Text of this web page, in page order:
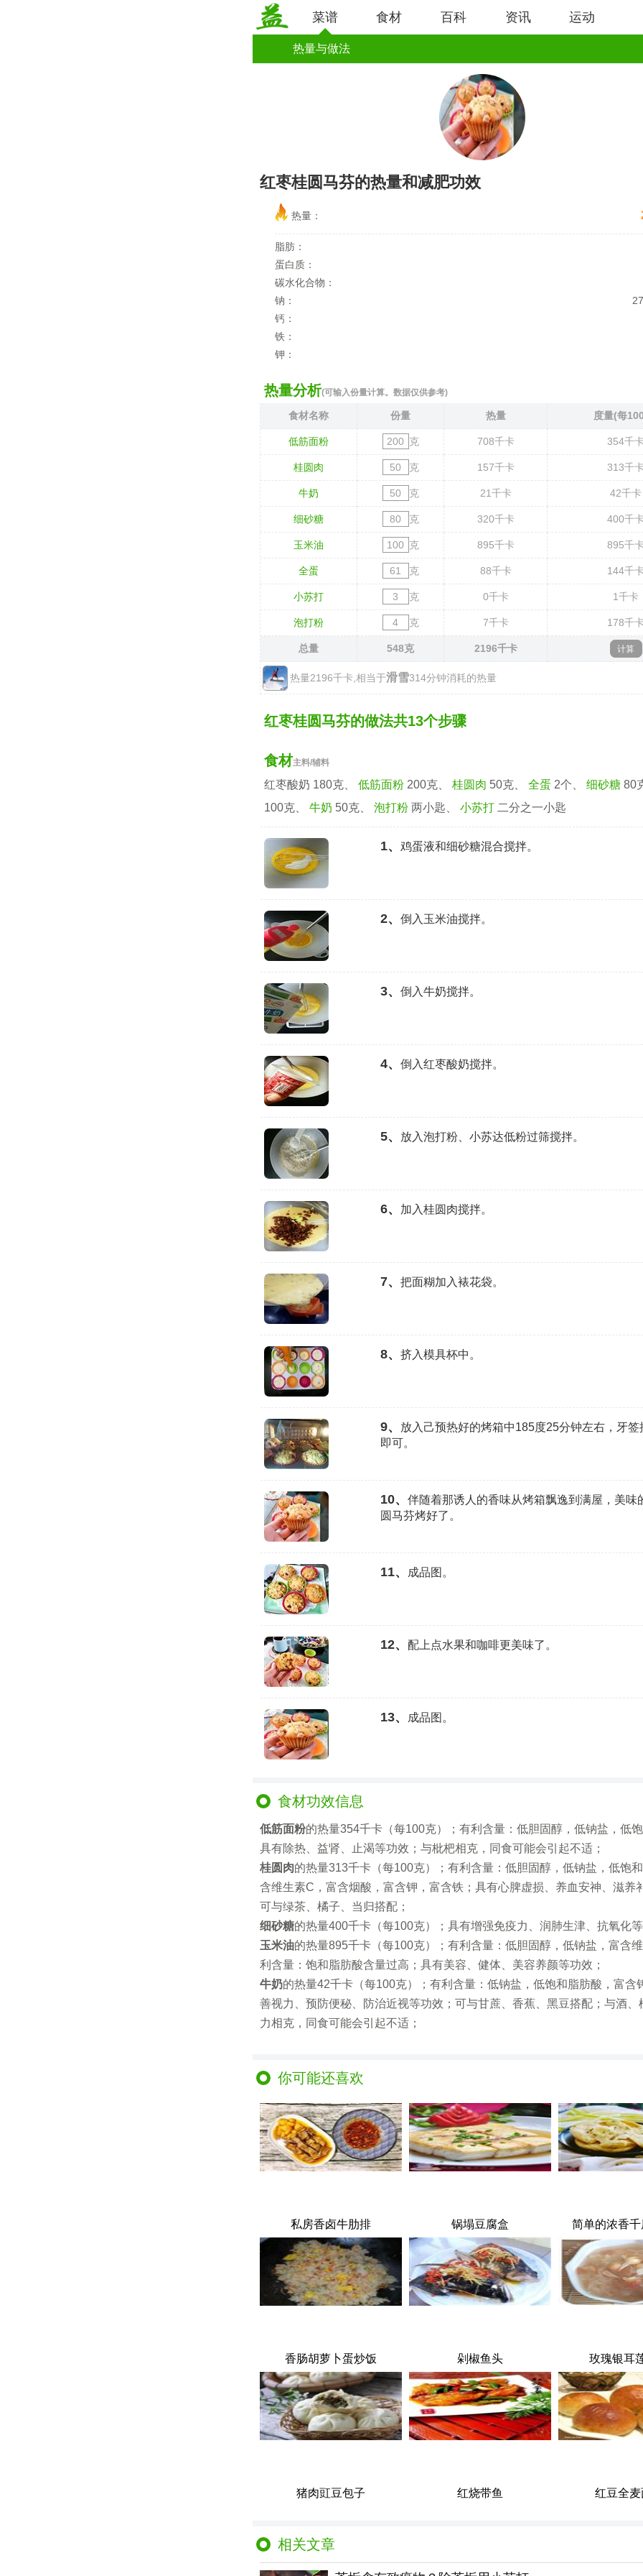
菜谱 食材 百科 资讯 运动
热量与做法
红枣桂圆马芬的热量和减肥功效
热量：
脂肪：
蛋白质：
碳水化合物：
钠：
钙：
铁：
钾：
热量分析(可输入份量计算。数据仅供参考)
食材名称 份量 热量 度量(每
低筋面粉 克 708千卡 354千卡
桂圆肉 克 157千卡 313千卡
牛奶 克 21千卡 42千卡
细砂糖 克 320千卡 400千卡
玉米油 克 895千卡 895千卡
全蛋 克 88千卡 144千卡
小苏打 克 0千卡 1千卡
泡打粉 克 7千卡 178千卡
总量 548克 2196千卡
热量2196千卡,相当于滑雪314分钟消耗的热量
红枣桂圆马芬的做法共13个步骤
食材主料/辅料
红枣酸奶 180克、 低筋面粉 200克、 桂圆肉 50克、 全蛋 2个、 细砂糖 80
100克、 牛奶 50克、 泡打粉 两小匙、 小苏打 二分之一小匙
1、 鸡蛋液和细砂糖混合搅拌。
2、 倒入玉米油搅拌。
3、 倒入牛奶搅拌。
4、 倒入红枣酸奶搅拌。
5、 放入泡打粉、小苏达低粉过筛搅拌。
6、 加入桂圆肉搅拌。
7、 把面糊加入裱花袋。
8、 挤入模具杯中。
9、
放入己预热好的烤箱中185度25分钟左右，牙签
即可。
10、 伴随着那诱人的香味从烤箱飘逸到满屋，美味
圆马芬烤好了。
11、 成品图。
12、 配上点水果和咖啡更美味了。
13、 成品图。
食材功效信息
低筋面粉的热量354千卡（每100克）；有利含量：低胆固醇，低钠盐，低饱
具有除热、益肾、止渴等功效；与枇杷相克，同食可能会引起不适；
桂圆肉的热量313千卡（每100克）；有利含量：低胆固醇，低钠盐，低饱
含维生素C，富含烟酸，富含钾，富含铁；具有心脾虚损、养血安神、滋养
可与绿茶、橘子、当归搭配；
细砂糖的热量400千卡（每100克）；具有增强免疫力、润肺生津、抗氧化等
玉米油的热量895千卡（每100克）；有利含量：低胆固醇，低钠盐，富含
利含量：饱和脂肪酸含量过高；具有美容、健体、美容养颜等功效；
牛奶的热量42千卡（每100克）；有利含量：低钠盐，低饱和脂肪酸，富含
善视力、预防便秘、防治近视等功效；可与甘蔗、香蕉、黑豆搭配；与酒、
力相克，同食可能会引起不适；
你可能还喜欢
私房香卤牛肋排 锅塌豆腐盒 简单的浓香
香肠胡萝卜蛋炒饭 剁椒鱼头 玫瑰银耳
猪肉豇豆包子 红烧带鱼 红豆全
相关文章